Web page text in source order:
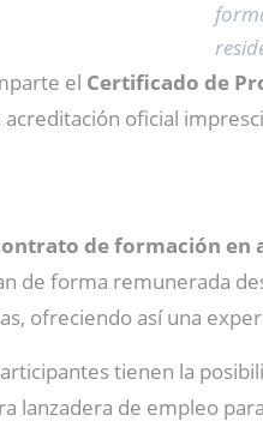
el Certificado de
acreditación oficial
de formación en
de forma remunerada
ofreciendo así una
tienen la
lanzadera de empleo